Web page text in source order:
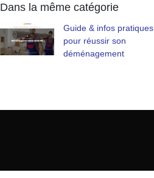
Dans la même catégorie
Guide & infos pratiques
pour réussir son
déménagement